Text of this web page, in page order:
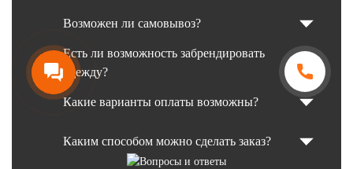
Возможен ли самовывоз?
Есть ли возможность забрендировать
одежду?
Какие варианты оплаты возможны?
Каким способом можно сделать заказ?